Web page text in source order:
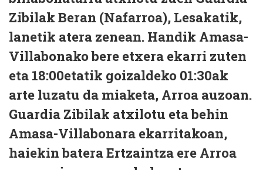
Zibilak Beran (Nafarroa), Lesakatik,
lanetik atera zenean. Handik Amasa-
Villabonako bere etxera ekarri zuten
eta 18:00etatik goizaldeko 01:30ak
arte luzatu da miaketa, Arroa auzoan.
Guardia Zibilak atxilotu eta behin
Amasa-Villabonara ekarritakoan,
haiekin batera Ertzaintza ere Arroa